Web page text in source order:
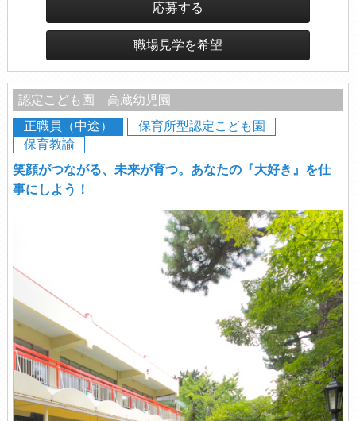
応募する
職場見学を希望
認定こども園 高蔵幼児園
正職員（中途）
保育所型認定こども園
保育教諭
笑顔がつながる、未来が育つ。あなたの『大好き』を仕
事にしよう！